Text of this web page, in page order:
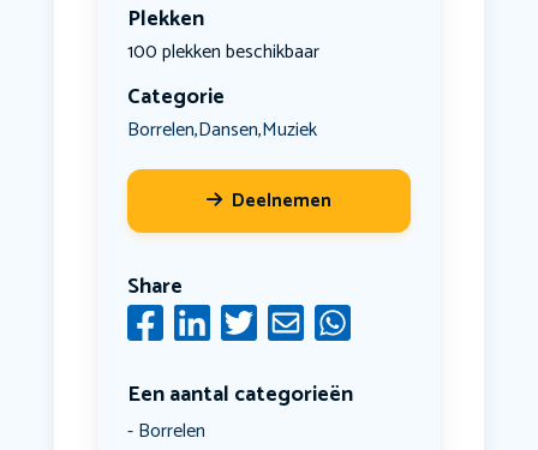
Plekken
100 plekken beschikbaar
Categorie
Borrelen,Dansen,Muziek
Deelnemen
Share
Een aantal categorieën
Borrelen